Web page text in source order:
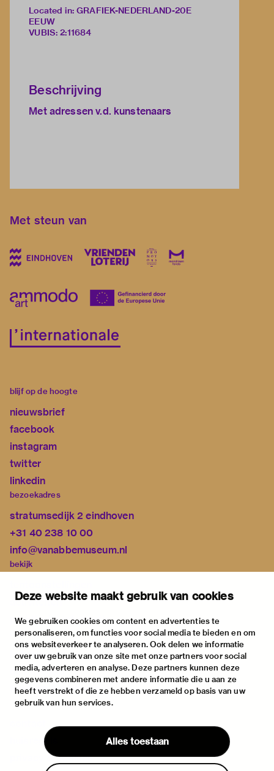
Deze website maakt gebruik van cookies
We gebruiken cookies om content en advertenties te
personaliseren, om functies voor social media te bieden en om
ons websiteverkeer te analyseren. Ook delen we informatie
over uw gebruik van onze site met onze partners voor social
media, adverteren en analyse. Deze partners kunnen deze
gegevens combineren met andere informatie die u aan ze
heeft verstrekt of die ze hebben verzameld op basis van uw
gebruik van hun services.
Alles toestaan
Located in: GRAFIEK-NEDERLAND-20E
EEUW
VUBIS: 2:11684
Beschrijving
Met adressen v.d. kunstenaars
Met steun van
blijf op de hoogte
nieuwsbrief
facebook
instagram
twitter
linkedin
bezoekadres
stratumsedijk 2 eindhoven
+31 40 238 10 00
info@vanabbemuseum.nl
bekijk
activiteiten
praktische informatie
over
het museum
de collectie
fondsen & partners
huisregels
privacy & cookies